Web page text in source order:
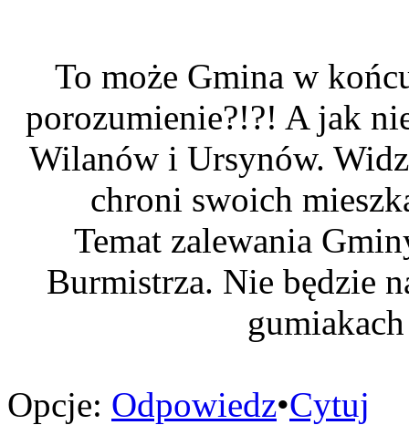
To może Gmina w
porozumienie?!?! A jak
Wilanów i Ursynów.
chroni swoich
Temat zalewania
Burmistrza. Nie będzie
Opcje: Odpowiedz•Cytuj